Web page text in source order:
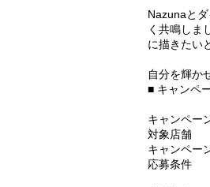
Nazunaと
く共鳴しま
に描きたい
自分を輝か
■ キャンペ
キャンペー
対象店舗
キャンペー
応募条件
1万円